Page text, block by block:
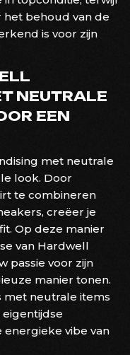
behoud van de
is voor zijn
NEUTRALE
EEN
met neutrale
look. Door
te combineren
creëer je
Op deze manier
van Hardwell
passie voor zijn
manier tonen.
met neutrale items
vibe van